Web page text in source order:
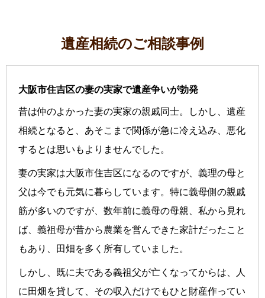
遺産相続のご相談事例
大阪市住吉区の妻の実家で遺産争いが勃発
昔は仲のよかった妻の実家の親戚同士。しかし、遺産
相続となると、あそこまで関係が急に冷え込み、悪化
するとは思いもよりませんでした。
妻の実家は大阪市住吉区になるのですが、義理の母と
父は今でも元気に暮らしています。特に義母側の親戚
筋が多いのですが、数年前に義母の母親、私から見れ
ば、義祖母が昔から農業を営んできた家計だったこと
もあり、田畑を多く所有していました。
しかし、既に夫である義祖父が亡くなってからは、人
に田畑を貸して、その収入だけでもひと財産作ってい